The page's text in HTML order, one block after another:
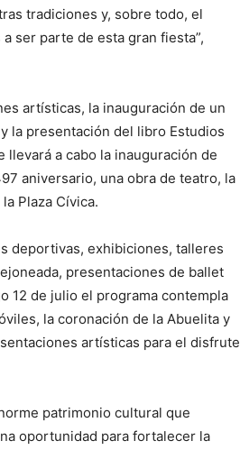
tradiciones y, sobre todo, el
ser parte de esta gran fiesta”,
artísticas, la inauguración de un
la presentación del libro Estudios
a cabo la inauguración de
aniversario, una obra de teatro, la
Plaza Cívica.
deportivas, exhibiciones, talleres
presentaciones de ballet
12 de julio el programa contempla
la coronación de la Abuelita y
artísticas para el disfrute
patrimonio cultural que
oportunidad para fortalecer la